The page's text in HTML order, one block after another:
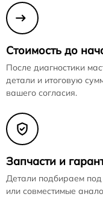
Стоимость до
После диагностики
детали и итоговую
вашего согласия.
Запчасти и
Детали подбираем
или совместимые